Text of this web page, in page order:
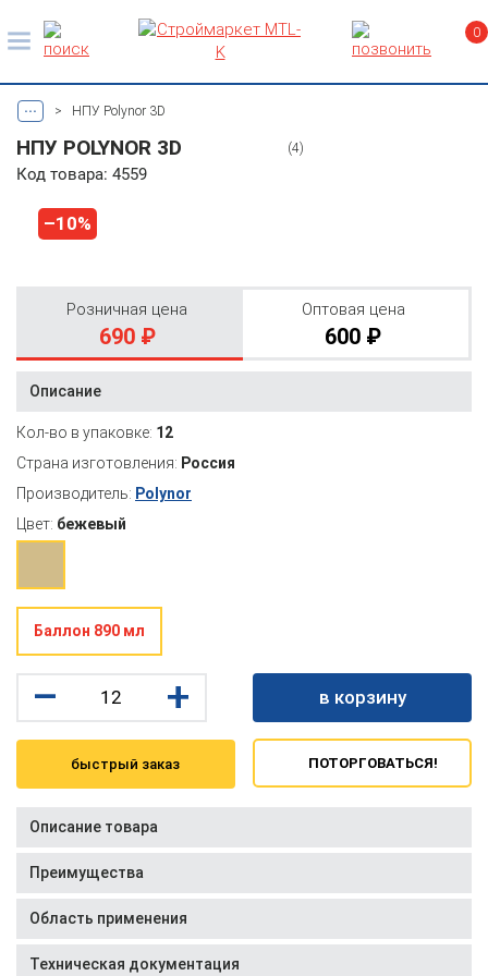
0
... > НПУ Polynor 3D
НПУ POLYNOR 3D (4)
Код товара: 4559
–10%
Розничная цена
690 ₽
Оптовая цена
600 ₽
Описание
Кол-во в упаковке: 12
Страна изготовления: Россия
Производитель: Polynor
Цвет: бежевый
Баллон 890 мл
– + в корзину
быстрый заказ ПОТОРГОВАТЬСЯ!
Описание товара
Преимущества
Область применения
Техническая документация